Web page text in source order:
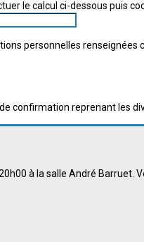
le calcul ci-dessous puis
personnelles renseignées
confirmation reprenant les
à la salle André Barruet.